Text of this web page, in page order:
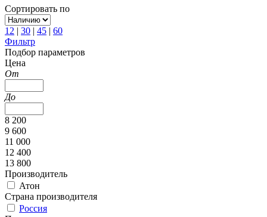
Сортировать по
12 | 30 | 45 | 60
Фильтр
Подбор параметров
Цена
От
До
8 200
9 600
11 000
12 400
13 800
Производитель
Атон
Страна производителя
Россия